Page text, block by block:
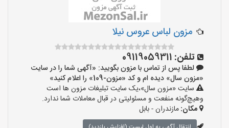
مزون لباس عروس نیلا
تلفن: 09119059311
لطفا پس از تماس با مزون بگویید: «آگهی شما را در سایت
«مزون سال» دیده ام و کد «مزون-109» را اعلام کنید»
سایت «مزون سال»،یک سایت تبلیغات مزون ها است
وهیچ‌گونه منفعت و مسئولیتی در قبال معاملات شما ندارد.
مکان:مازندران - بابل